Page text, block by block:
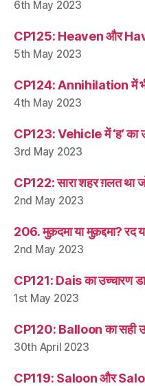
6th May 2023
CP125: Heaven और
5th May 2023
CP124: Annihilation में
4th May 2023
CP123: Vehicle में ‘ह’ का
3rd May 2023
CP122: सारा शहर ग़लत था
2nd May 2023
206. मुक़दमा या मुक़द्दमा? रद या
2nd May 2023
CP121: Dais का उच्चारण
1st May 2023
CP120: Balloon का सही
30th April 2023
CP119: Saloon और